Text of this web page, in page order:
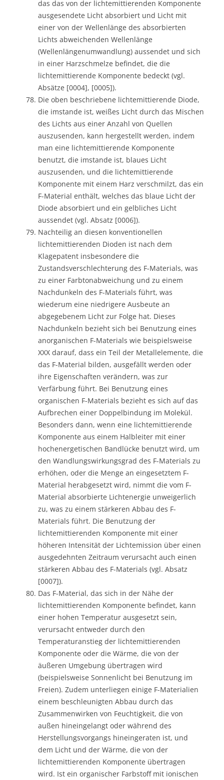
das das von der lichtemittierenden Komponente
ausgesendete Licht absorbiert und Licht mit
einer von der Wellenlänge des absorbierten
Lichts abweichenden Wellenlänge
(Wellenlängenumwandlung) aussendet und sich
in einer Harzschmelze befindet, die die
lichtemittierende Komponente bedeckt (vgl.
Absätze [0004], [0005]).
Die oben beschriebene lichtemittierende Diode,
die imstande ist, weißes Licht durch das Mischen
des Lichts aus einer Anzahl von Quellen
auszusenden, kann hergestellt werden, indem
man eine lichtemittierende Komponente
benutzt, die imstande ist, blaues Licht
auszusenden, und die lichtemittierende
Komponente mit einem Harz verschmilzt, das ein
F-Material enthält, welches das blaue Licht der
Diode absorbiert und ein gelbliches Licht
aussendet (vgl. Absatz [0006]).
Nachteilig an diesen konventionellen
lichtemittierenden Dioden ist nach dem
Klagepatent insbesondere die
Zustandsverschlechterung des F-Materials, was
zu einer Farbtonabweichung und zu einem
Nachdunkeln des F-Materials führt, was
wiederum eine niedrigere Ausbeute an
abgegebenem Licht zur Folge hat. Dieses
Nachdunkeln bezieht sich bei Benutzung eines
anorganischen F-Materials wie beispielsweise
XXX darauf, dass ein Teil der Metallelemente, die
das F-Material bilden, ausgefällt werden oder
ihre Eigenschaften verändern, was zur
Verfärbung führt. Bei Benutzung eines
organischen F-Materials bezieht es sich auf das
Aufbrechen einer Doppelbindung im Molekül.
Besonders dann, wenn eine lichtemittierende
Komponente aus einem Halbleiter mit einer
hochenergetischen Bandlücke benutzt wird, um
den Wandlungswirkungsgrad des F-Materials zu
erhöhen, oder die Menge an eingesetztem F-
Material herabgesetzt wird, nimmt die vom F-
Material absorbierte Lichtenergie unweigerlich
zu, was zu einem stärkeren Abbau des F-
Materials führt. Die Benutzung der
lichtemittierenden Komponente mit einer
höheren Intensität der Lichtemission über einen
ausgedehnten Zeitraum verursacht auch einen
stärkeren Abbau des F-Materials (vgl. Absatz
[0007]).
Das F-Material, das sich in der Nähe der
lichtemittierenden Komponente befindet, kann
einer hohen Temperatur ausgesetzt sein,
verursacht entweder durch den
Temperaturanstieg der lichtemittierenden
Komponente oder die Wärme, die von der
äußeren Umgebung übertragen wird
(beispielsweise Sonnenlicht bei Benutzung im
Freien). Zudem unterliegen einige F-Materialien
einem beschleunigten Abbau durch das
Zusammenwirken von Feuchtigkeit, die von
außen hineingelangt oder während des
Herstellungsvorgangs hineingeraten ist, und
dem Licht und der Wärme, die von der
lichtemittierenden Komponente übertragen
wird. Ist ein organischer Farbstoff mit ionischen